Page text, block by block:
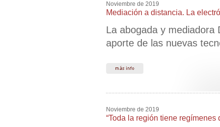
Noviembre de 2019
Mediación a distancia. La
La abogada y mediadora
aporte de las nuevas
Noviembre de 2019
“Toda la región tiene regímenes